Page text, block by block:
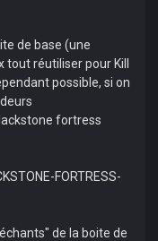
de base (une
réutiliser pour Kill
possible, si on
fortress
de la boite de